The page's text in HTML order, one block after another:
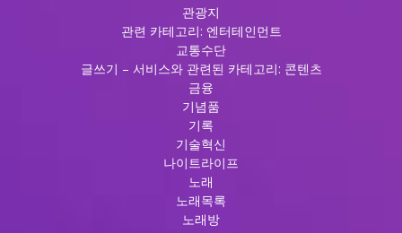
관광지
관련 카테고리: 엔터테인먼트
교통수단
글쓰기 – 서비스와 관련된 카테고리: 콘텐츠
금융
기념품
기록
기술혁신
나이트라이프
노래
노래목록
노래방